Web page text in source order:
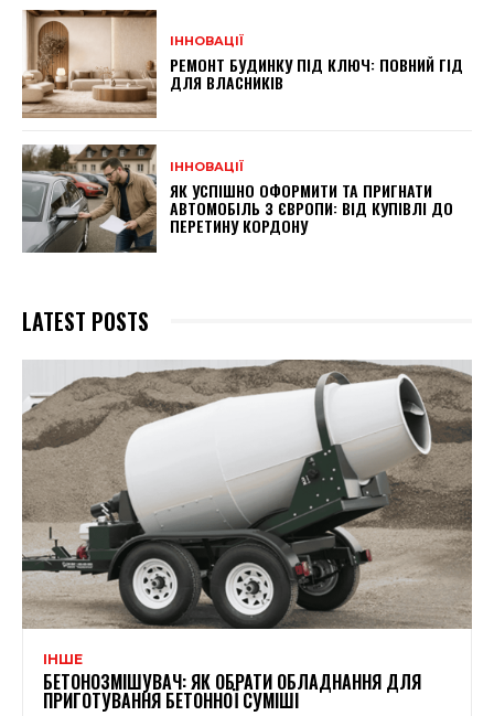
ІННОВАЦІЇ
РЕМОНТ БУДИНКУ ПІД КЛЮЧ: ПОВНИЙ ГІД
ДЛЯ ВЛАСНИКІВ
ІННОВАЦІЇ
ЯК УСПІШНО ОФОРМИТИ ТА ПРИГНАТИ
АВТОМОБІЛЬ З ЄВРОПИ: ВІД КУПІВЛІ ДО
ПЕРЕТИНУ КОРДОНУ
LATEST POSTS
ІНШЕ
БЕТОНОЗМІШУВАЧ: ЯК ОБРАТИ ОБЛАДНАННЯ ДЛЯ
ПРИГОТУВАННЯ БЕТОННОЇ СУМІШІ